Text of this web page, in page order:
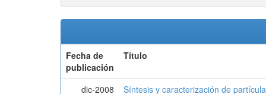
Fecha de
publicación
Título
dic-2008 Síntesis y caracterización de